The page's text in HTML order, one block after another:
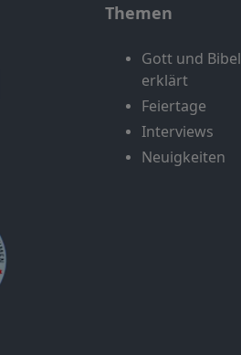
Themen
Gott und Bibel
erklärt
Feiertage
Interviews
Neuigkeiten